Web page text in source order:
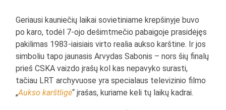
Geriausi kauniečių laikai sovietiniame krepšinyje buvo
po karo, todėl 7-ojo dešimtmečio pabaigoje prasidėjęs
pakilimas 1983-iaisiais virto realia aukso karštine. Ir jos
simboliu tapo jaunasis Arvydas Sabonis – nors šių finalų
prieš CSKA vaizdo įrašų kol kas nepavyko surasti,
tačiau LRT archyvuose yra specialaus televizinio filmo
„Aukso karštligė“ įrašas, kuriame keli tų laikų kadrai.